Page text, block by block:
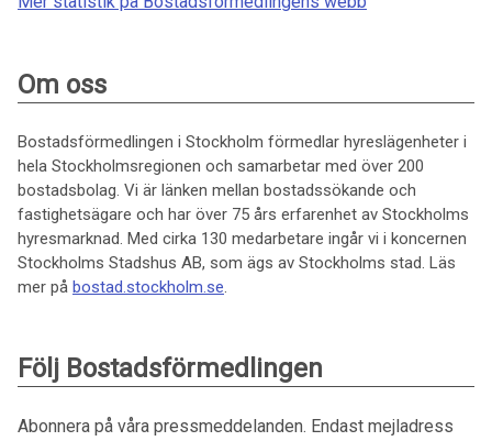
Om oss
Bostadsförmedlingen i Stockholm förmedlar hyreslägenheter i
hela Stockholmsregionen och samarbetar med över 200
bostadsbolag. Vi är länken mellan bostadssökande och
fastighetsägare och har över 75 års erfarenhet av Stockholms
hyresmarknad. Med cirka 130 medarbetare ingår vi i koncernen
Stockholms Stadshus AB, som ägs av Stockholms stad. Läs
mer på bostad.stockholm.se.
Följ Bostadsförmedlingen
Abonnera på våra pressmeddelanden. Endast mejladress